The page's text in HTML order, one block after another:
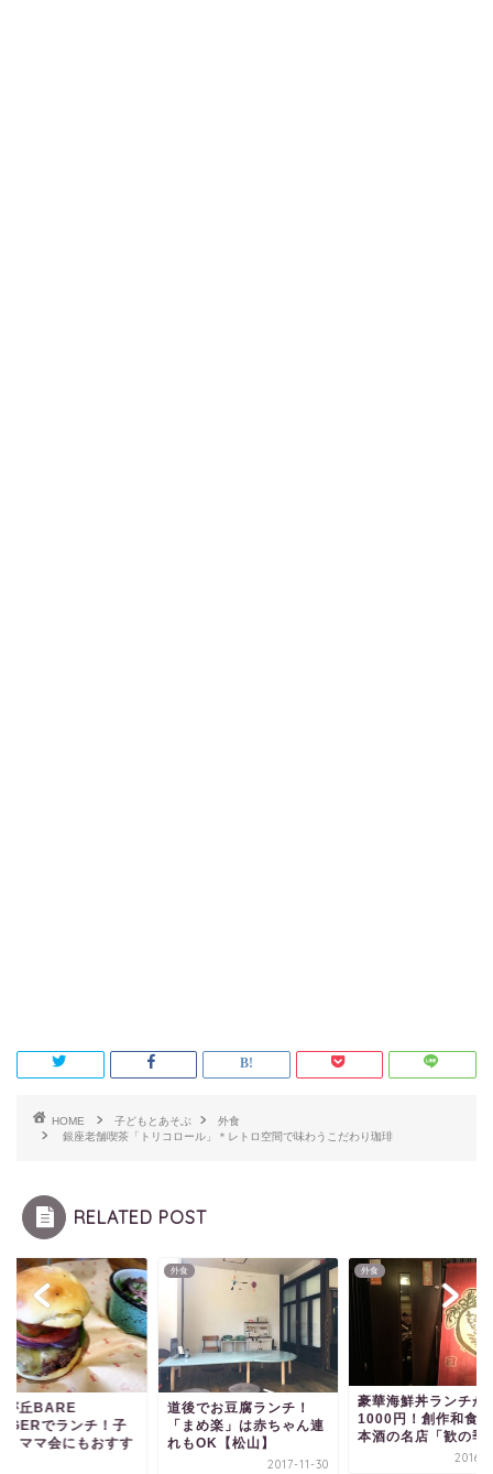
HOME 子どもとあそぶ
外食
銀座老舗喫茶「トリコロール」＊レトロ空間で味わうこだわり珈琲
RELATED POST
が丘BARE
でランチ！子
・ママ会にもおすす
外食
道後でお豆腐ランチ！
「まめ楽」は赤ちゃん連
れもOK【松山】
2017-11-30
外食
豪華海鮮丼ランチが
1000円！創作和食
本酒の名店「歓の季
2016-